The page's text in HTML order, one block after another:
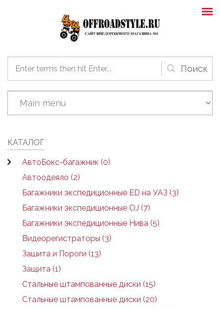
Форма
поиска
КАТАЛОГ
АвтоБокс-багажник (0)
Автоодеяло (2)
Багажники экспедиционные ED на УАЗ (3)
Багажники экспедиционные OJ (7)
Багажники экспедиционные Нива (5)
Видеорегистраторы (3)
Зашита и Пороги (13)
Защита (1)
Стальные штампованные диски (15)
Стальные штампованные диски (20)